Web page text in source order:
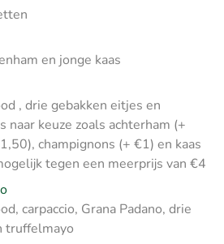
en jonge kaas
, drie gebakken eitjes en
naar keuze zoals achterham (+
champignons (+ €1) en kaas
tegen een meerprijs van €4
carpaccio, Grana Padano, drie
truffelmayo